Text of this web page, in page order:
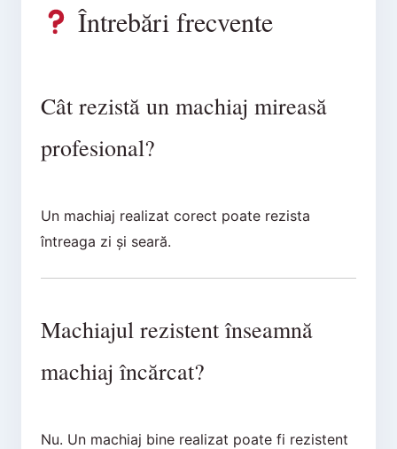
Întrebări frecvente
Cât rezistă un machiaj mireasă
profesional?
Un machiaj realizat corect poate rezista
întreaga zi și seară.
Machiajul rezistent înseamnă
machiaj încărcat?
Nu. Un machiaj bine realizat poate fi rezistent